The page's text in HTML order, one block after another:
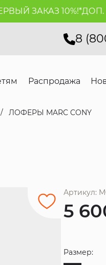
ЗАКАЗ 10%!*ДОП.
8
Распродажа
ЛОФЕРЫ MARC CONY
Артикул:
5
Размер: